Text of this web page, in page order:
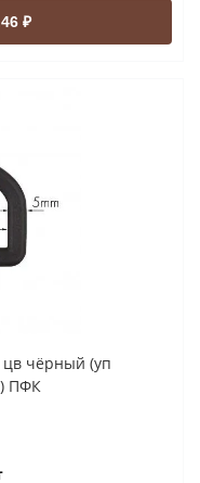
₽
цв чёрный (уп
ПФК